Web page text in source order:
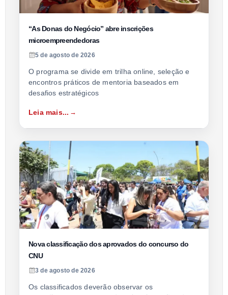
“As Donas do Negócio” abre inscrições
microempreendedoras
5 de agosto de 2026
O programa se divide em trilha online, seleção e
encontros práticos de mentoria baseados em
desafios estratégicos
Leia mais...
Nova classificação dos aprovados do concurso do
CNU
3 de agosto de 2026
Os classificados deverão observar os